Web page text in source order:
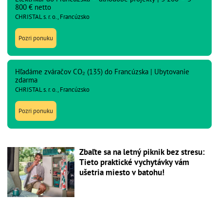
800 € netto
CHRISTAL s. r. o., Francúzsko
Pozri ponuku
Hľadáme zváračov CO₂ (135) do Francúzska | Ubytovanie
zdarma
CHRISTAL s. r. o., Francúzsko
Pozri ponuku
Zbaľte sa na letný piknik bez stresu:
Tieto praktické vychytávky vám
ušetria miesto v batohu!